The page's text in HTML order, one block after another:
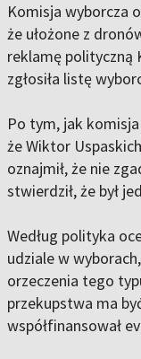
Komisja wyborcza
że ułożone z
reklamę polityczną
zgłosiła listę
Po tym, jak
że Wiktor
oznajmił, że nie
stwierdził, że był
Według polityka
udziale w
orzeczenia tego
przekupstwa ma
współfinansował